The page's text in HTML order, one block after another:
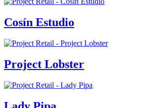
Cosín Estudio
Project Lobster